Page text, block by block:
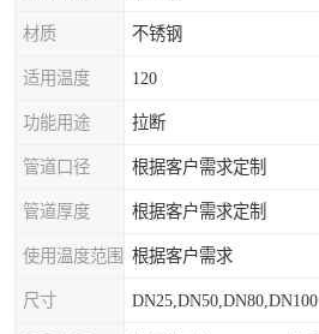
材质 不锈钢
适用温度 120
功能用途 拉断
管道口径 根据客户需求定制
管道厚度 根据客户需求定制
使用温度范围 根据客户需求
尺寸 DN25,DN50,DN80,DN100